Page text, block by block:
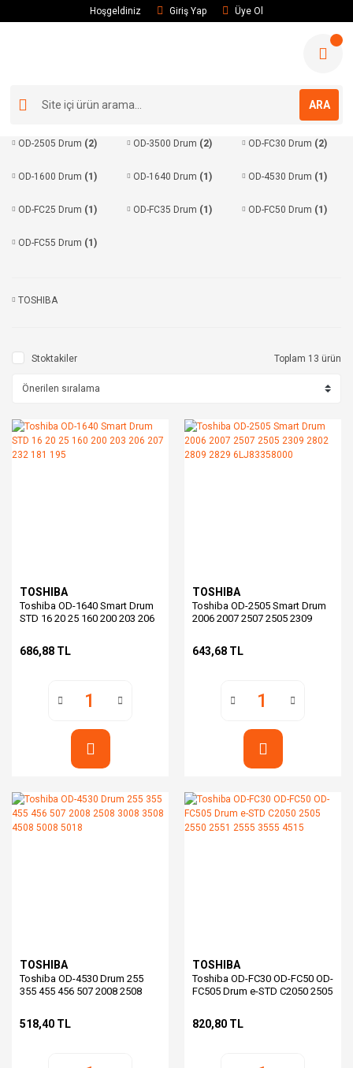
Hoşgeldiniz Giriş Yap Üye Ol
ARA
OD-2505 Drum (2) OD-3500 Drum (2) OD-FC30 Drum (2)
OD-1600 Drum (1) OD-1640 Drum (1) OD-4530 Drum (1)
OD-FC25 Drum (1) OD-FC35 Drum (1) OD-FC50 Drum (1)
OD-FC55 Drum (1)
TOSHIBA
Stoktakiler Toplam 13 ürün
TOSHIBA
Toshiba OD-1640 Smart Drum
STD 16 20 25 160 200 203 206
686,88 TL
TOSHIBA
Toshiba OD-2505 Smart Drum
2006 2007 2507 2505 2309
643,68 TL
TOSHIBA
Toshiba OD-4530 Drum 255
355 455 456 507 2008 2508
518,40 TL
TOSHIBA
Toshiba OD-FC30 OD-FC50 OD-
FC505 Drum e-STD C2050 2505
820,80 TL